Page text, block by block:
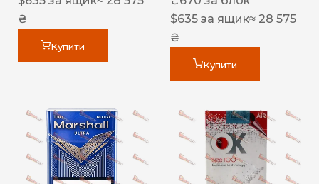
₴
Купити
$635 за ящик≈ 28 575
₴
Купити